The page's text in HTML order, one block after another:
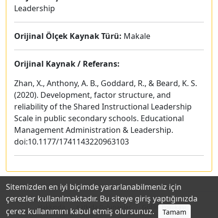
Leadership
Orijinal Ölçek Kaynak Türü: Makale
Orijinal Kaynak / Referans:
Zhan, X., Anthony, A. B., Goddard, R., & Beard, K. S.
(2020). Development, factor structure, and
reliability of the Shared Instructional Leadership
Scale in public secondary schools. Educational
Management Administration & Leadership.
doi:10.1177/1741143220963103
Hakkında Katkıda Bulunanlar Gizlilik Politikası
Sitemizden en iyi biçimde yararlanabilmeniz için
çerezler kullanılmaktadır. Bu siteye giriş yaptığınızda
çerez kullanımını kabul etmiş olursunuz.
Tamam